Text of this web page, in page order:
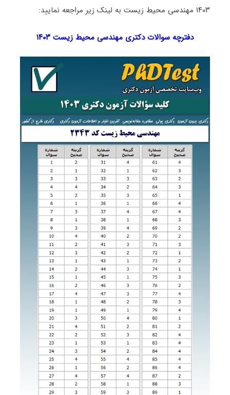
۱۴۰۳ مهندسی محیط زیست به لینک زیر مراجعه نمایید:
دفترچه سوالات دکتری مهندسی محیط زیست ۱۴۰۳